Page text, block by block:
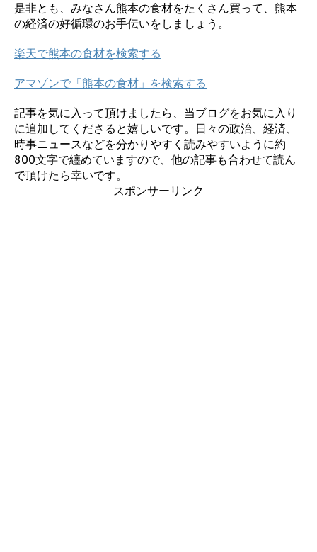
是非とも、みなさん熊本の食材をたくさん買って、熊本
の経済の好循環のお手伝いをしましょう。
楽天で熊本の食材を検索する
アマゾンで「熊本の食材」を検索する
記事を気に入って頂けましたら、当ブログをお気に入り
に追加してくださると嬉しいです。日々の政治、経済、
時事ニュースなどを分かりやすく読みやすいように約
800文字で纏めていますので、他の記事も合わせて読ん
で頂けたら幸いです。
スポンサーリンク